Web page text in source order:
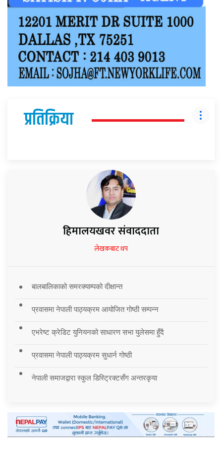
प्रतिक्रिया
हिमालयखवर संवाददाता
लेखकबाट थप
बालबालिकाको समरक्याम्पको दीक्षान्त
प्रवासमा नेपाली पाठ्यक्रम आयोजित गोष्ठी सम्पन्न
एभरेष्ट क्रेडिट युनियनको साधारण सभा युलेसमा हुँदै
प्रवासमा नेपाली पाठ्यक्रम सुधार्न गोष्ठी
नेपाली समाजद्वारा स्कुल डिस्ट्रिक्टसँग अन्तरकृया